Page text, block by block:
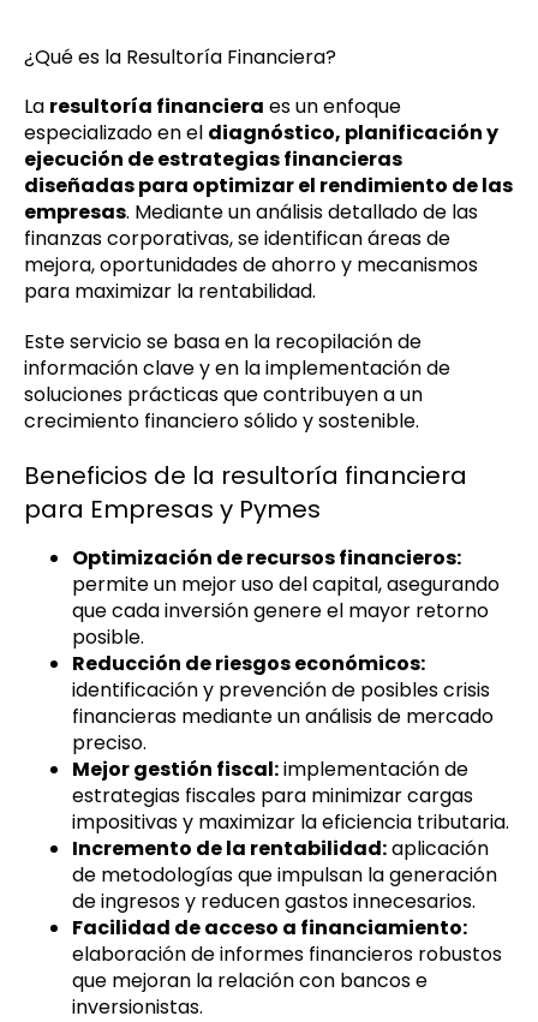
¿Qué es la Resultoría Financiera?
La resultoría financiera es un enfoque
especializado en el diagnóstico, planificación y
ejecución de estrategias financieras
diseñadas para optimizar el rendimiento de las
empresas. Mediante un análisis detallado de las
finanzas corporativas, se identifican áreas de
mejora, oportunidades de ahorro y mecanismos
para maximizar la rentabilidad.
Este servicio se basa en la recopilación de
información clave y en la implementación de
soluciones prácticas que contribuyen a un
crecimiento financiero sólido y sostenible.
Beneficios de la resultoría financiera
para Empresas y Pymes
Optimización de recursos financieros:
permite un mejor uso del capital, asegurando
que cada inversión genere el mayor retorno
posible.
Reducción de riesgos económicos:
identificación y prevención de posibles crisis
financieras mediante un análisis de mercado
preciso.
Mejor gestión fiscal:implementación de
estrategias fiscales para minimizar cargas
impositivas y maximizar la eficiencia tributaria.
Incremento de la rentabilidad:aplicación
de metodologías que impulsan la generación
de ingresos y reducen gastos innecesarios.
Facilidad de acceso a financiamiento:
elaboración de informes financieros robustos
que mejoran la relación con bancos e
inversionistas.